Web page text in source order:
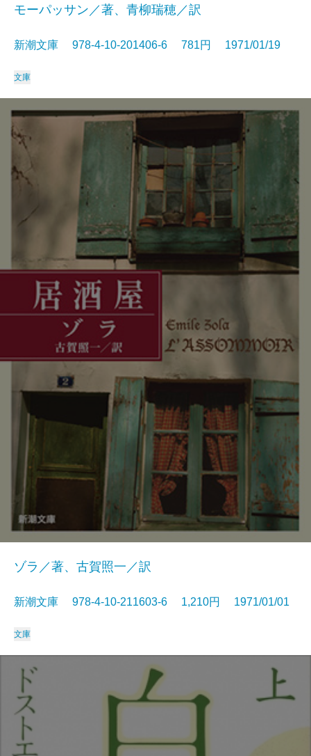
モーパッサン／著、青柳瑞穂／訳
新潮文庫 978-4-10-201406-6 781円 1971/01/19
文庫
ゾラ／著、古賀照一／訳
新潮文庫 978-4-10-211603-6 1,210円 1971/01/01
文庫